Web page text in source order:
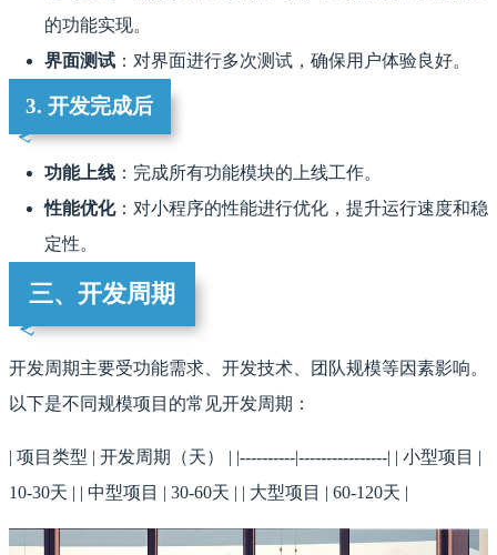
的功能实现。
界面测试 ：对界面进行多次测试，确保用户体验良好。
3. 开发完成后
功能上线 ：完成所有功能模块的上线工作。
性能优化：对小程序的性能进行优化，提升运行速度和稳
定性。
三、开发周期
开发周期主要受功能需求、开发技术、团队规模等因素影响。
以下是不同规模项目的常见开发周期：
| 项目类型 | 开发周期（天） | |----------|----------------| | 小型项目 |
10-30天 | | 中型项目 | 30-60天 | | 大型项目 | 60-120天 |